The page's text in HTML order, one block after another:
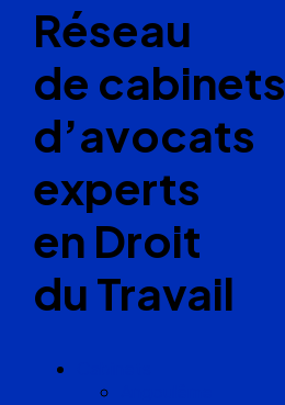
Réseau
de cabinets
d’avocats
experts
en Droit
du Travail